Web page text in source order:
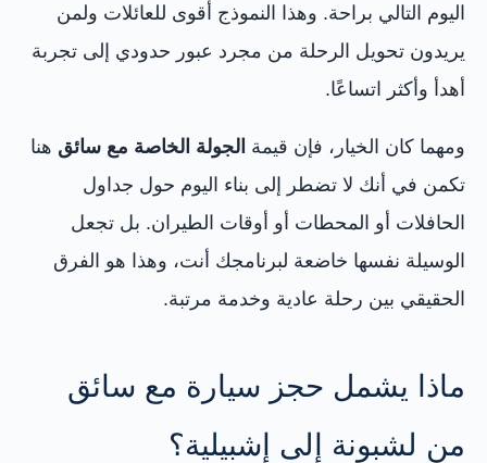
اليوم التالي براحة. وهذا النموذج أقوى للعائلات ولمن
يريدون تحويل الرحلة من مجرد عبور حدودي إلى تجربة
أهدأ وأكثر اتساعًا.
ومهما كان الخيار، فإن قيمة الجولة الخاصة مع سائق هنا
تكمن في أنك لا تضطر إلى بناء اليوم حول جداول
الحافلات أو المحطات أو أوقات الطيران. بل تجعل
الوسيلة نفسها خاضعة لبرنامجك أنت، وهذا هو الفرق
الحقيقي بين رحلة عادية وخدمة مرتبة.
ماذا يشمل حجز سيارة مع سائق
من لشبونة إلى إشبيلية؟